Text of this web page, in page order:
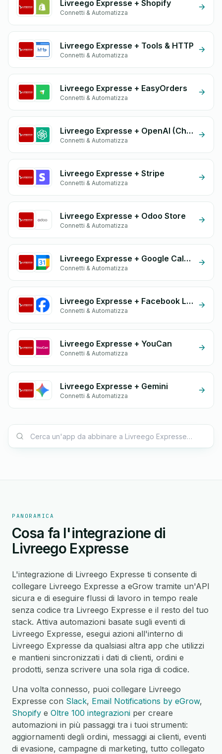
Livreego Expresse + Shopify
Connetti & Automatizza
Livreego Expresse + Tools & HTTP
Connetti & Automatizza
Livreego Expresse + EasyOrders
Connetti & Automatizza
Livreego Expresse + OpenAI (ChatGPT)
Connetti & Automatizza
Livreego Expresse + Stripe
Connetti & Automatizza
Livreego Expresse + Odoo Store
Connetti & Automatizza
Livreego Expresse + Google Calendar
Connetti & Automatizza
Livreego Expresse + Facebook Leads
Connetti & Automatizza
Livreego Expresse + YouCan
Connetti & Automatizza
Livreego Expresse + Gemini
Connetti & Automatizza
PANORAMICA
Cosa fa l'integrazione di
Livreego Expresse
L'integrazione di Livreego Expresse ti consente di
collegare Livreego Expresse a eGrow tramite un'API
sicura e di eseguire flussi di lavoro in tempo reale
senza codice tra Livreego Expresse e il resto del tuo
stack. Attiva automazioni basate sugli eventi di
Livreego Expresse, esegui azioni all'interno di
Livreego Expresse da qualsiasi altra app che utilizzi
e mantieni sincronizzati i dati di clienti, ordini e
prodotti, senza scrivere una sola riga di codice.
Una volta connesso, puoi collegare Livreego
Expresse con Slack, Email Notifications by eGrow,
Shopify e Oltre 100 integrazioni per creare
automazioni in più passaggi tra i tuoi strumenti:
aggiornamenti degli ordini, messaggi ai clienti, eventi
di evasione, campagne di marketing, tutto collegato